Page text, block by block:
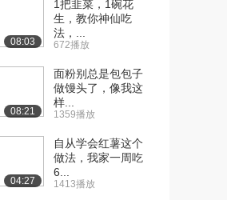
08:03
1把韭菜，1碗花
生，教你神仙吃
法，...
672播放
08:21
面粉别总是包包子
做馒头了，像我这
样...
1359播放
04:27
自从学会红薯这个
做法，我家一周吃
6...
1413播放